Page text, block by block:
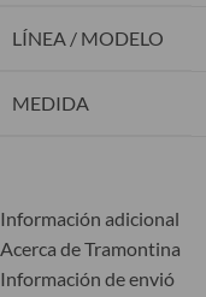
LÍNEA / MODELO
MEDIDA
Información adicional
Acerca de Tramontina
Información de envió